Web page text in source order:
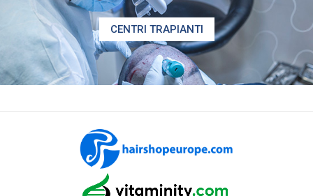
CENTRI TRAPIANTI